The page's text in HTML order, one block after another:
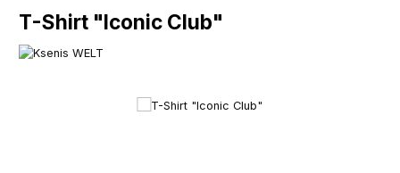
T-Shirt "Iconic Club"
Bildergalerie überspringen